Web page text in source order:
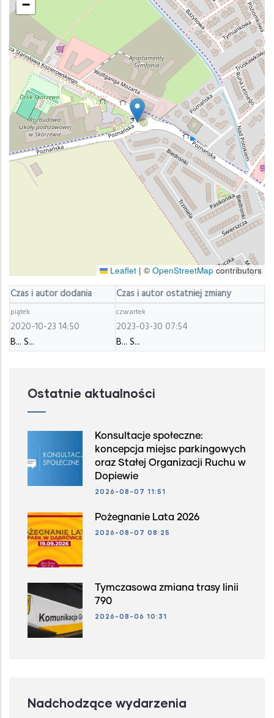
−
Leaflet | © OpenStreetMap contributors
Czas i autor dodania Czas i autor ostatniej zmiany
piątek
2020-10-23 14:50
B... S...
czwartek
2023-03-30 07:54
B... S...
Ostatnie aktualności
Konsultacje społeczne:
koncepcja miejsc parkingowych
oraz Stałej Organizacji Ruchu w
Dopiewie
2026-08-07 11:51
Pożegnanie Lata 2026
2026-08-07 08:25
Tymczasowa zmiana trasy linii
790
2026-08-06 10:31
Nadchodzące wydarzenia